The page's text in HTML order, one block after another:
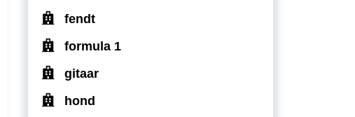
fendt
formula 1
gitaar
hond